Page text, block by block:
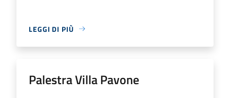
LEGGI DI PIÙ
Palestra Villa Pavone